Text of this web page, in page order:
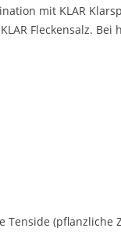
mit KLAR
Fleckensalz.
(pflanzliche